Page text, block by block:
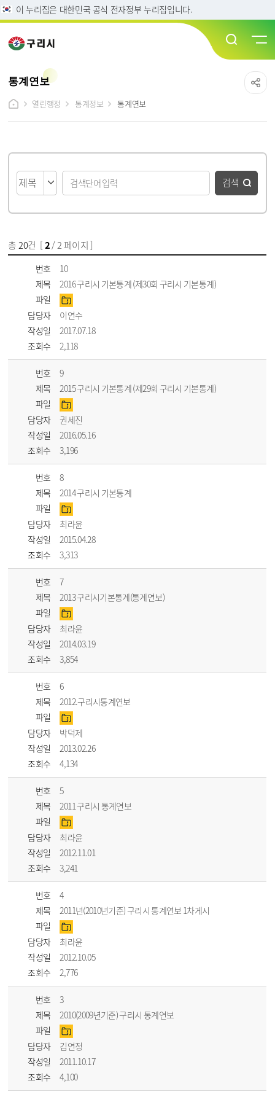
이 누리집은 대한민국 공식 전자정부 누리집입니다.
통계연보
열린행정
통계정보 통계연보
검색
총20건 [2/ 2 페이지 ]
번호
10
제목
2016 구리시 기본통계 (제30회 구리시 기본통계)
파일
담당자
이연수
작성일
2017.07.18
조회수
2,118
번호
9
제목
2015 구리시 기본통계 (제29회 구리시 기본통계)
파일
담당자
권세진
작성일
2016.05.16
조회수
3,196
번호
8
제목
2014 구리시 기본통계
파일
담당자
최라윤
작성일
2015.04.28
조회수
3,313
번호
7
제목
2013 구리시기본통계(통계연보)
파일
담당자
최라윤
작성일
2014.03.19
조회수
3,854
번호
6
제목
2012.구리시통계연보
파일
담당자
박덕제
작성일
2013.02.26
조회수
4,134
번호
5
제목
2011 구리시 통계연보
파일
담당자
최라윤
작성일
2012.11.01
조회수
3,241
번호
4
제목
2011년(2010년기준) 구리시 통계연보 1차게시
파일
담당자
최라윤
작성일
2012.10.05
조회수
2,776
번호
3
제목
2010(2009년기준) 구리시 통계연보
파일
담당자
김연정
작성일
2011.10.17
조회수
4,100